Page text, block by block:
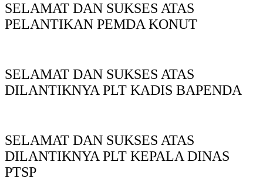
SELAMAT DAN SUKSES ATAS
PELANTIKAN PEMDA KONUT
SELAMAT DAN SUKSES ATAS
DILANTIKNYA PLT KADIS BAPENDA
SELAMAT DAN SUKSES ATAS
DILANTIKNYA PLT KEPALA DINAS
PTSP